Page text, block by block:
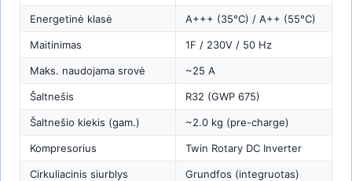
Energetinė klasė A+++ (35°C) / A++ (55°C)
Maitinimas 1F / 230V / 50 Hz
Maks. naudojama srovė ~25 A
Šaltnešis R32 (GWP 675)
Šaltnešio kiekis (gam.) ~2.0 kg (pre-charge)
Kompresorius Twin Rotary DC Inverter
Cirkuliacinis siurblys Grundfos (integruotas)